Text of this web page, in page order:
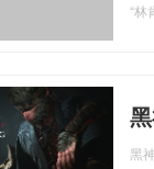
“林
黑